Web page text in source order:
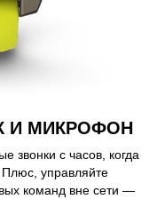
И МИКРОФОН
звонки с часов, когда
управляйте
команд вне сети —